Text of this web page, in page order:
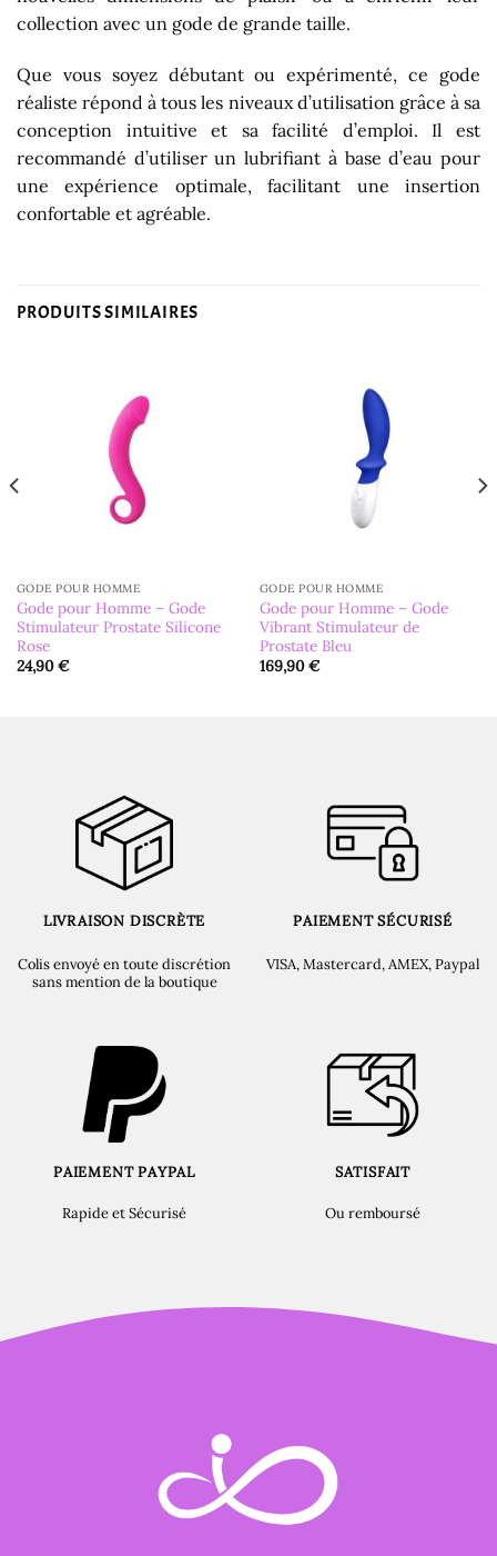
collection avec un gode de grande taille.
Que vous soyez débutant ou expérimenté, ce gode
réaliste répond à tous les niveaux d’utilisation grâce à sa
conception intuitive et sa facilité d’emploi. Il est
recommandé d’utiliser un lubrifiant à base d’eau pour
une expérience optimale, facilitant une insertion
confortable et agréable.
PRODUITS SIMILAIRES
GODE POUR HOMME
Gode pour Homme – Gode
Stimulateur Prostate ​​Silicone
Rose
24,90€
GODE POUR HOMME
Gode pour Homme – Gode
Vibrant Stimulateur de
Prostate Bleu
169,90€
LIVRAISON DISCRÈTE
Colis envoyé en toute discrétion
sans mention de la boutique
PAIEMENT SÉCURISÉ
VISA, Mastercard, AMEX, Paypal
PAIEMENT PAYPAL
Rapide et Sécurisé
SATISFAIT
Ou remboursé